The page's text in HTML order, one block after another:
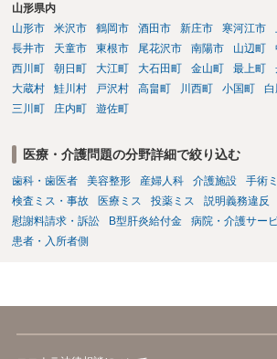
です。 なお、仮に裁判で勝ったとしても弟さん
な回収をすることはできませんので、弟さんの
え等もきちんと検討してくれる弁護士の方にご
勧めいたします。
山形県内
山形市
米沢市 鶴岡市 酒田市 新庄市 寒河江市
長井市
天童市 東根市 尾花沢市 南陽市 山辺町
西川町
朝日町 大江町 大石田町 金山町 最上町
大蔵村
鮭川村 戸沢村 高畠町 川西町 小国町
三川町
庄内町 遊佐町
医療・介護問題の分野詳細で絞り込む
歯科・歯医者 美容整形 産婦人科 介護施設
手術
検査ミス・事故
医療ミス 投薬ミス 説明義務違反
慰謝料請求・訴訟
B型肝炎給付金
病院・介護サー
患者・入所者側